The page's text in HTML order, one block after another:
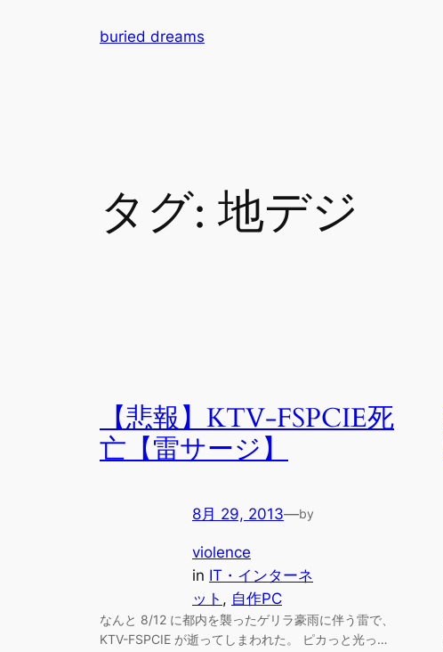
buried dreams
タグ: 地デジ
【悲報】KTV-FSPCIE死
亡【雷サージ】
8月 29, 2013—by
violence
in IT・インターネ
ット , 自作PC
なんと 8/12 に都内を襲ったゲリラ豪雨に伴う雷で、
KTV-FSPCIE が逝ってしまわれた。 ピカっと光っ…